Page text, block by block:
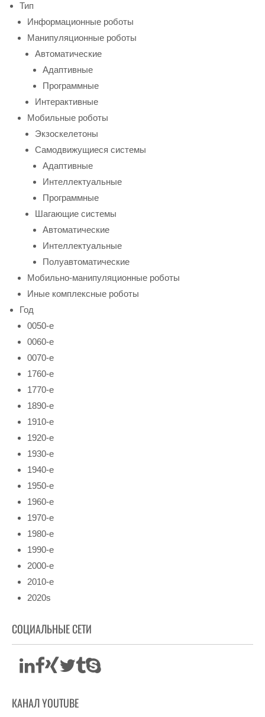
Тип
Информационные роботы
Манипуляционные роботы
Автоматические
Адаптивные
Программные
Интерактивные
Мобильные роботы
Экзоскелетоны
Самодвижущиеся системы
Адаптивные
Интеллектуальные
Программные
Шагающие системы
Автоматические
Интеллектуальные
Полуавтоматические
Мобильно-манипуляционные роботы
Иные комплексные роботы
Год
0050-е
0060-е
0070-е
1760-е
1770-е
1890-е
1910-е
1920-е
1930-е
1940-е
1950-е
1960-е
1970-е
1980-е
1990-е
2000-е
2010-е
2020s
СОЦИАЛЬНЫЕ СЕТИ
КАНАЛ YOUTUBE